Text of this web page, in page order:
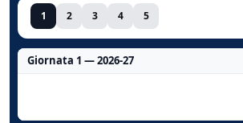
1 2 3 4 5
Giornata 1 — 2026-27